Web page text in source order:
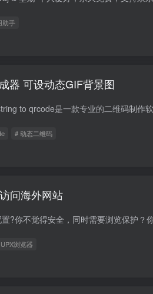
助手
器 可设动态GIF背景图
# 动态二维码
问海外网站
浏览器